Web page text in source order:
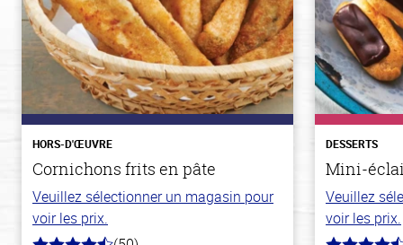
HORS-D'ŒUVRE
Cornichons frits en pâte
Veuillez sélectionner un magasin pour
voir les prix.
DESSERTS
Mini-
Veuillez
voir les prix.